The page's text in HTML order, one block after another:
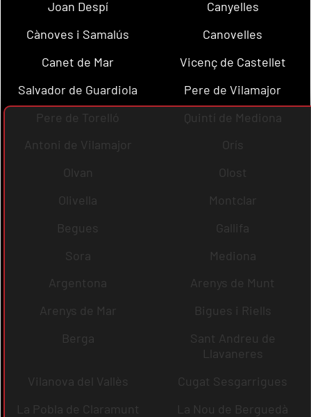
Joan Despí
Canyelles
Cànoves i Samalús
Canovelles
Canet de Mar
Vicenç de Castellet
Salvador de Guardiola
Pere de Vilamajor
Pere de Torelló
Quintí de Mediona
Antoni de Vilamajor
Orís
Olvan
Olost
Olivella
Montclar
Begues
Gallifa
Sora
Mediona
Argentona
Arenys de Munt
Arenys de Mar
Bigues i Riells
Berga
Sant Andreu de
Llavaneres
Vilanova del Vallès
Cugat Sesgarrigues
La Pobla de Claramunt
La Nou de Berguedà